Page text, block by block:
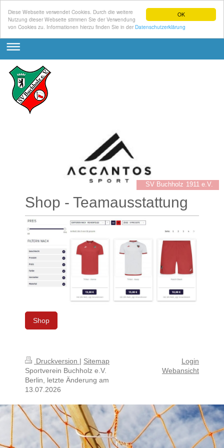
OK
Diese Webseite verwendet Cookies. Durch die weitere
Nutzung dieser Webseite stimmen Sie der Verwendung
von Cookies zu. Informationen hierzu finden Sie in der Datenschutzerklärung
SV Buchholz 1911 e.V.
Shop - Teamausstattung
Shop
Druckversion | Sitemap
Sportverein Buchholz e.V.
Berlin, letzte Änderung am
13.07.2026
Login
Webansicht